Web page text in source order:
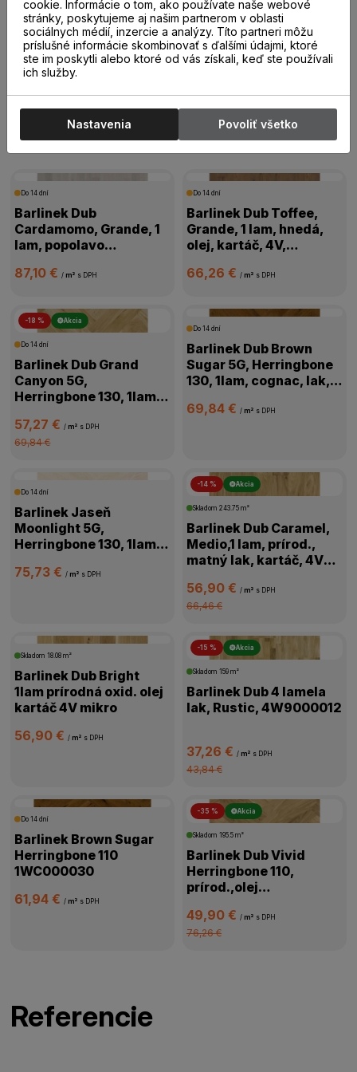
/m²s DPH /m² s DPH
Drevené parkety
Drevené parkety
Do 14 dní
Barlinek Dub
Cardamomo, Grande, 1
lam, popolavo
4V mikro, 1WG000665
87,10 €/ m² s DPH
Do 14 dní
Barlinek Dub Toffee,
Grande, 1 lam, hnedá,
olej, kartáč, 4V,
66,26 € / m² s DPH
-18 % Akcia
Do 14 dní
Barlinek Dub Grand
Canyon 5G,
Herringbone 130, 1lam,
kartáč,4V,1WC000011
57,27 €/ m² s DPH
69,84 €
Do 14 dní
Barlinek Dub Brown
Sugar 5G, Herringbone
130, 1lam, cognac, lak,
69,84 € / m² s DPH
Do 14 dní
Barlinek Jaseň
Moonlight 5G,
Herringbone 130, 1lam,
mikro, 1WC000018
75,73 €/ m² s DPH
-14 % Akcia
Skladom 243.75 m²
Barlinek Dub Caramel,
Medio,1 lam, prírod.,
matný lak, kartáč, 4V
56,90 € / m² s DPH
66,46 €
Skladom18.08 m²
Barlinek Dub Bright
1lam prírodná oxid. olej
kartáč 4V mikro
56,90 €/ m² s DPH
-15 % Akcia
Skladom 159 m²
Barlinek Dub 4 lamela
lak, Rustic, 4W9000012
37,26 € / m² s DPH
43,84 €
Do 14 dní
Barlinek Brown Sugar
Herringbone 110
1WC000030
61,94 €/ m² s DPH
-35 % Akcia
Skladom 195.5 m²
Barlinek Dub Vivid
Herringbone 110,
prírod.,olej
mikro,1WC000058
49,90 € / m² s DPH
76,26 €
Referencie
cookie. Informácie o tom, ako používate naše webové
stránky, poskytujeme aj našim partnerom v oblasti
sociálnych médií, inzercie a analýzy. Títo partneri môžu
príslušné informácie skombinovať s ďalšími údajmi, ktoré
ste im poskytli alebo ktoré od vás získali, keď ste používali
ich služby.
Nastavenia Povoliť všetko